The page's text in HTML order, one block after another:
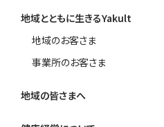
地域とともに生きるYakult
地域のお客さま
事業所のお客さま
地域の皆さまへ